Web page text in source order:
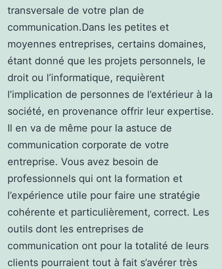
transversale de votre plan de
communication.Dans les petites et
moyennes entreprises, certains domaines,
étant donné que les projets personnels, le
droit ou l’informatique, requièrent
l’implication de personnes de l’extérieur à la
société, en provenance offrir leur expertise.
Il en va de même pour la astuce de
communication corporate de votre
entreprise. Vous avez besoin de
professionnels qui ont la formation et
l’expérience utile pour faire une stratégie
cohérente et particulièrement, correct. Les
outils dont les entreprises de
communication ont pour la totalité de leurs
clients pourraient tout à fait s’avérer très